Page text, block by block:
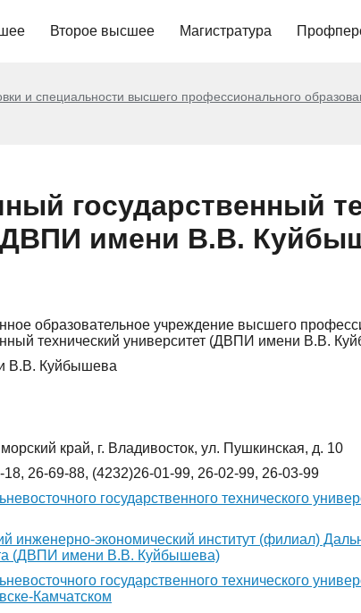
Второе высшее Магистратура
и специальности высшего профессионального
государственный
имени В.В.
образовательное учреждение высшего
технический университет (ДВПИ имени В.В.
В.В. Куйбышева
край, г. Владивосток, ул. Пушкинская, д. 10
18, 26-69-88, (4232)26-01-99, 26-02-99, 26-03-99
государственного технического
инженерно-экономический институт (филиал)
(ДВПИ имени В.В. Куйбышева)
государственного технического
Камчатском